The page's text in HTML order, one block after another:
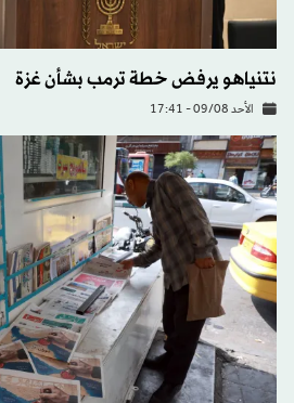
نتنياهو يرفض خطة ترمب بشأن غزة
الأحد 09/08 - 17:41